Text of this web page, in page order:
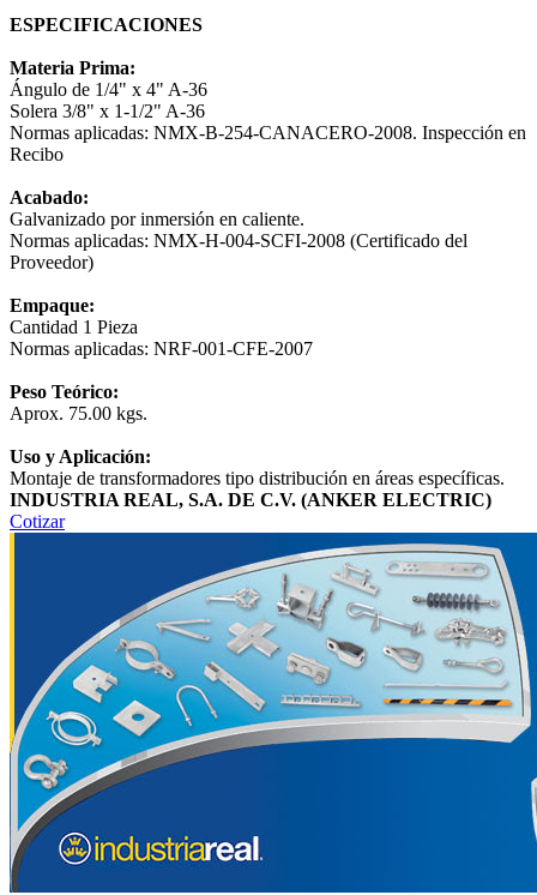
ESPECIFICACIONES
Materia Prima:
Ángulo de 1/4" x 4" A-36
Solera 3/8" x 1-1/2" A-36
Normas aplicadas: NMX-B-254-CANACERO-2008. Inspección en
Recibo
Acabado:
Galvanizado por inmersión en caliente.
Normas aplicadas: NMX-H-004-SCFI-2008 (Certificado del
Proveedor)
Empaque:
Cantidad 1 Pieza
Normas aplicadas: NRF-001-CFE-2007
Peso Teórico:
Aprox. 75.00 kgs.
Uso y Aplicación:
Montaje de transformadores tipo distribución en áreas específicas.
INDUSTRIA REAL, S.A. DE C.V. (ANKER ELECTRIC)
Cotizar